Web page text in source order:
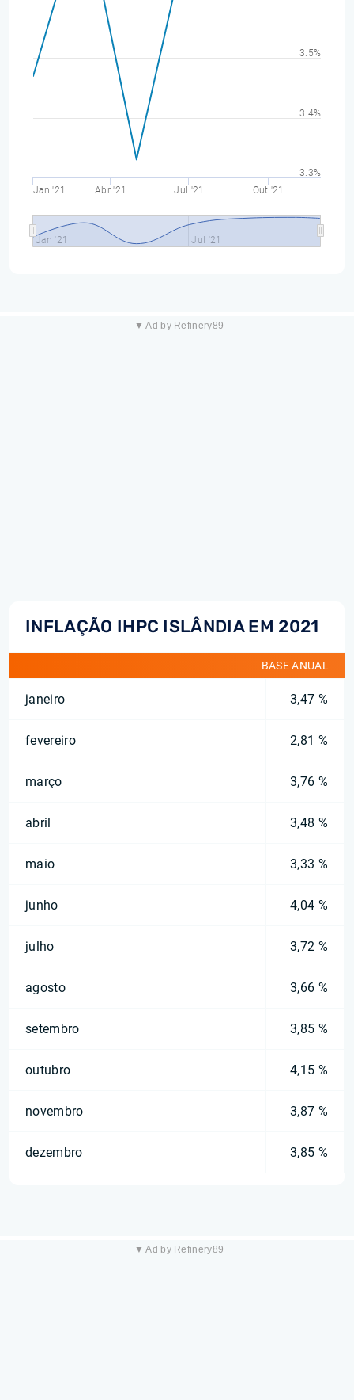
Jan '21 Abr '21 Jul '21 Out '21
Jan '21 Jul '21
3.3%
3.4%
3.5%
▼ Ad by Refinery89
INFLAÇÃO IHPC ISLÂNDIA EM 2021
BASE ANUAL
janeiro 3,47 %
fevereiro 2,81 %
março 3,76 %
abril 3,48 %
maio 3,33 %
junho 4,04 %
julho 3,72 %
agosto 3,66 %
setembro 3,85 %
outubro 4,15 %
novembro 3,87 %
dezembro 3,85 %
▼ Ad by Refinery89